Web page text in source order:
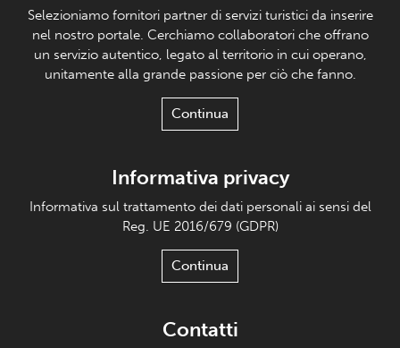
Selezioniamo fornitori partner di servizi turistici da inserire
nel nostro portale. Cerchiamo collaboratori che offrano
un servizio autentico, legato al territorio in cui operano,
unitamente alla grande passione per ciò che fanno.
Continua
Informativa privacy
Informativa sul trattamento dei dati personali ai sensi del
Reg. UE 2016/679 (GDPR)
Continua
Contatti